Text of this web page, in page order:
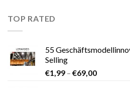
TOP RATED
55
Selling
€1,99 – €69,00